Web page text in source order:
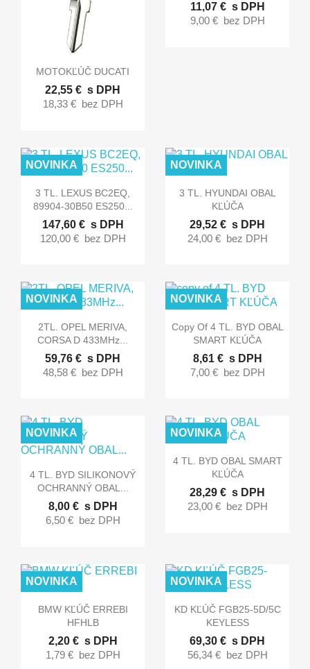
 Rýchly náhľad
MOTOKĽÚČ DUCATI
22,55 € s DPH
18,33 € bez DPH
11,07 € s DPH
9,00 € bez DPH
 Rýchly náhľad
3 TL. LEXUS BC2EQ,
89904-30B50 ES250...
147,60 € s DPH
120,00 € bez DPH
NOVINKA
 Rýchly náhľad
3 TL. HYUNDAI OBAL
KĽÚČA
29,52 € s DPH
24,00 € bez DPH
NOVINKA
 Rýchly náhľad
2TL. OPEL MERIVA,
CORSA D 433MHz...
59,76 € s DPH
48,58 € bez DPH
NOVINKA
 Rýchly náhľad
Copy Of 4 TL. BYD OBAL
SMART KĽÚČA
8,61 € s DPH
7,00 € bez DPH
NOVINKA
 Rýchly náhľad
4 TL. BYD SILIKONOVÝ
OCHRANNÝ OBAL...
8,00 € s DPH
6,50 € bez DPH
NOVINKA
 Rýchly náhľad
4 TL. BYD OBAL SMART
KĽÚČA
28,29 € s DPH
23,00 € bez DPH
NOVINKA
 Rýchly náhľad
BMW KĽÚČ ERREBI
HFHLB
2,20 € s DPH
1,79 € bez DPH
NOVINKA
 Rýchly náhľad
KD KĽÚČ FGB25-5D/5C
KEYLESS
69,30 € s DPH
56,34 € bez DPH
NOVINKA